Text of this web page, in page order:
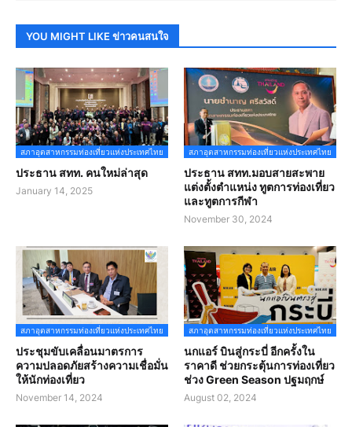
YOU MIGHT LIKE ข่าวคนสนใจ
สภาอุตสาหกรรมท่องเที่ยวแห่งประเทศไทย
ประธาน สทท. คนใหม่ล่าสุด
January 14, 2025
สภาอุตสาหกรรมท่องเที่ยวแห่งประเทศไทย
ประธาน สทท.มอบสายสะพาย
แต่งตั้งตำแหน่ง ทูตการท่องเที่ยว
และทูตการกีฬา
November 30, 2024
สภาอุตสาหกรรมท่องเที่ยวแห่งประเทศไทย
ประชุมขับเคลื่อนมาตรการ
ความปลอดภัยสร้างความเชื่อมั่น
ให้นักท่องเที่ยว
November 14, 2024
สภาอุตสาหกรรมท่องเที่ยวแห่งประเทศไทย
นกแอร์ บินสู่กระบี่ อีกครั้งใน
ราคาดี ช่วยกระตุ้นการท่องเที่ยว
ช่วง Green Season ปฐมฤกษ์
August 02, 2024